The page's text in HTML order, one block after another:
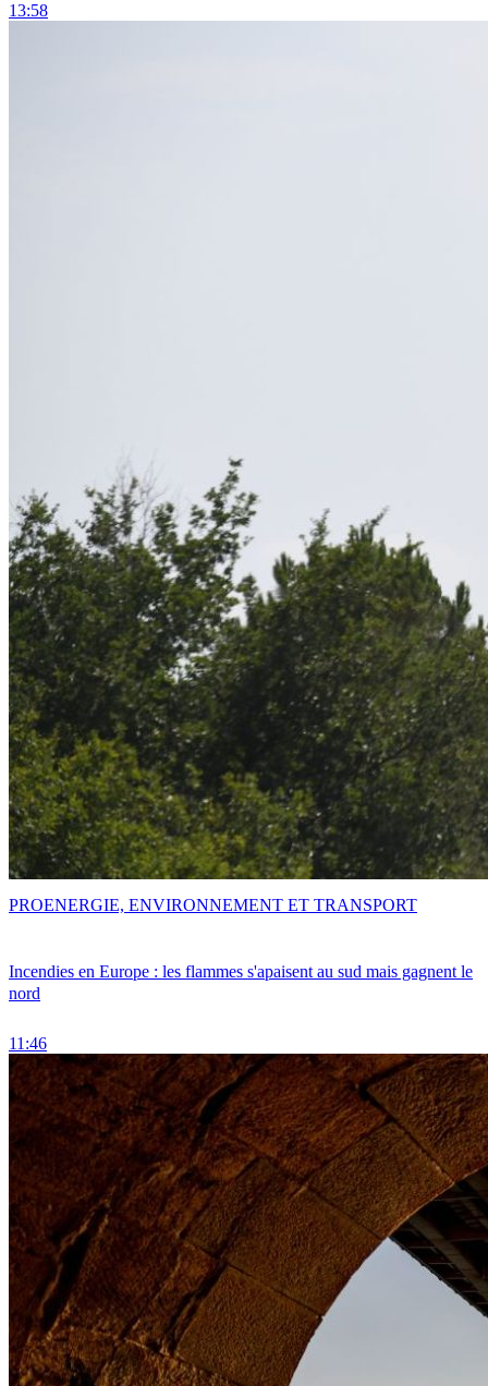
13:58
Incendies en Europe : les flammes s'apaisent au sud mais gagnent le
nord
11:46
PROENERGIE, ENVIRONNEMENT ET TRANSPORT